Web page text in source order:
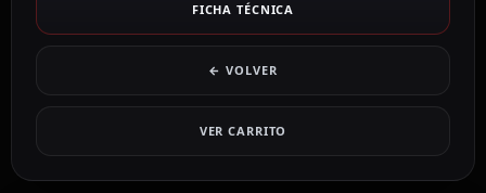
FICHA TÉCNICA
← VOLVER
VER CARRITO